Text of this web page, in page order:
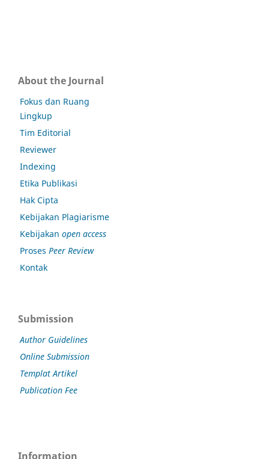
About the Journal
Fokus dan Ruang
Lingkup
Tim Editorial
Reviewer
Indexing
Etika Publikasi
Hak Cipta
Kebijakan Plagiarisme
Kebijakan open access
Proses Peer Review
Kontak
Submission
Author Guidelines
Online Submission
Templat Artikel
Publication Fee
Information